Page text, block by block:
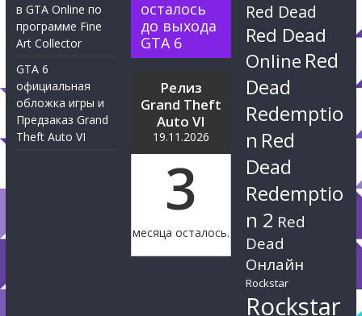
в GTA Online по
программе Fine
Art Collector
GTA 6
официальная
обложка игры и
Предзаказ Grand
Theft Auto VI
осталось
до выхода
GTA 6
Релиз
Grand Theft
Auto VI
19.11.2026
3
месяца осталось.
Red Dead
Red Dead
Online Red
Dead
Redemptio
n Red
Dead
Redemptio
n 2 Red
Dead
Онлайн
Rockstar
Rockstar